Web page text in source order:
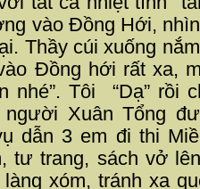
vào Đồng Hới,
Thầy cúi xuống
Đồng hới rất xa,
nhé”. Tôi
“Dạ” rồi
người Xuân Tổng
dẫn 3 em đi thi
tư trang, sách vở
xóm, tránh xa